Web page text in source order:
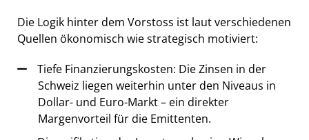
Die Logik hinter dem Vorstoss ist laut verschiedenen
Quellen ökonomisch wie strategisch motiviert:
Tiefe Finanzierungskosten: Die Zinsen in der
Schweiz liegen weiterhin unter den Niveaus in
Dollar- und Euro-Markt – ein direkter
Margenvorteil für die Emittenten.